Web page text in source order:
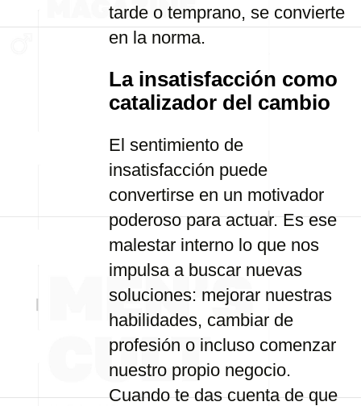
tarde o temprano, se convierte
en la norma.
La insatisfacción como
catalizador del cambio
El sentimiento de
insatisfacción puede
convertirse en un motivador
poderoso para actuar. Es ese
malestar interno lo que nos
impulsa a buscar nuevas
soluciones: mejorar nuestras
habilidades, cambiar de
profesión o incluso comenzar
nuestro propio negocio.
Cuando te das cuenta de que